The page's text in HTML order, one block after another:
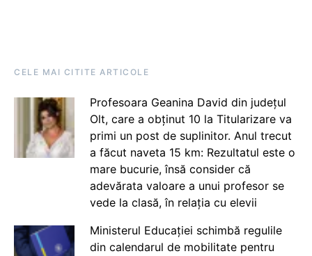
CELE MAI CITITE ARTICOLE
Profesoara Geanina David din județul
Olt, care a obținut 10 la Titularizare va
primi un post de suplinitor. Anul trecut
a făcut naveta 15 km: Rezultatul este o
mare bucurie, însă consider că
adevărata valoare a unui profesor se
vede la clasă, în relația cu elevii
Ministerul Educației schimbă regulile
din calendarul de mobilitate pentru